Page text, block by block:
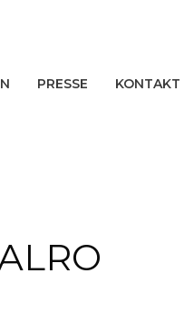
PRESSE KONTAKT